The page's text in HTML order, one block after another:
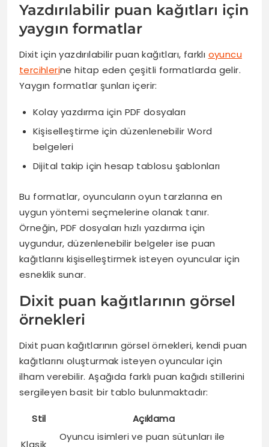
Yazdırılabilir puan kağıtları için
yaygın formatlar
Dixit için yazdırılabilir puan kağıtları, farklı oyuncu
tercihlerine hitap eden çeşitli formatlarda gelir.
Yaygın formatlar şunları içerir:
Kolay yazdırma için PDF dosyaları
Kişiselleştirme için düzenlenebilir Word
belgeleri
Dijital takip için hesap tablosu şablonları
Bu formatlar, oyuncuların oyun tarzlarına en
uygun yöntemi seçmelerine olanak tanır.
Örneğin, PDF dosyaları hızlı yazdırma için
uygundur, düzenlenebilir belgeler ise puan
kağıtlarını kişiselleştirmek isteyen oyuncular için
esneklik sunar.
Dixit puan kağıtlarının görsel
örnekleri
Dixit puan kağıtlarının görsel örnekleri, kendi puan
kağıtlarını oluşturmak isteyen oyuncular için
ilham verebilir. Aşağıda farklı puan kağıdı stillerini
sergileyen basit bir tablo bulunmaktadır:
Stil Açıklama
Klasik
Oyuncu isimleri ve puan sütunları ile